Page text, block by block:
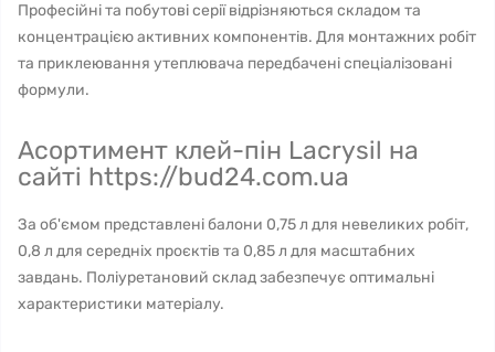
Професійні та побутові серії відрізняються складом та
концентрацією активних компонентів. Для монтажних робіт
та приклеювання утеплювача передбачені спеціалізовані
формули.
Асортимент клей-пін Lacrysil на
сайті https://bud24.com.ua
За об'ємом представлені балони 0,75 л для невеликих робіт,
0,8 л для середніх проєктів та 0,85 л для масштабних
завдань. Поліуретановий склад забезпечує оптимальні
характеристики матеріалу.